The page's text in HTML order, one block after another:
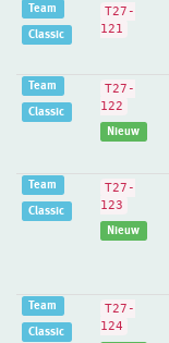
Team
Classic
T27-
121
Team
Classic
T27-
122
Nieuw
Team
Classic
T27-
123
Nieuw
Team
Classic
T27-
124